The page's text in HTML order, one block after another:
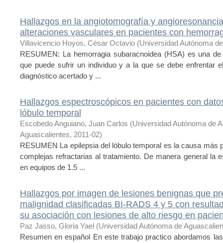
Hallazgos en la angiotomografía y
alteraciones vasculares en pacientes con
Villavicencio Hoyos, César Octavio (Universidad Autónoma
RESUMEN: La hemorragia subaracnoidea (HSA) es una
que puede sufrir un individuo y a la que se debe enfrentar
diagnóstico acertado y ...
Hallazgos espectroscópicos en pacientes con
lóbulo temporal
Escobedo Anguiano, Juan Carlos (Universidad Autónoma de
Aguascalientes, 2011-02)
RESUMEN La epilepsia del lóbulo temporal es la causa
complejas refractarias al tratamiento. De manera general la
en equipos de 1.5 ...
Hallazgos por imagen de lesiones benignas que
malignidad clasificadas BI-RADS 4 y 5 con
su asociación con lesiones de alto riesgo en
Paz Jasso, Gloria Yael (Universidad Autónoma de
Resumen en español En este trabajo practico abordamos